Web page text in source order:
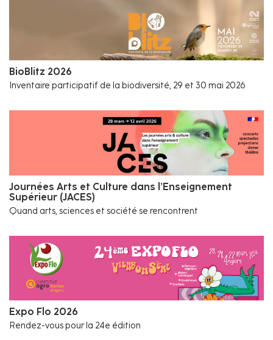
BioBlitz 2026
Inventaire participatif de la biodiversité, 29 et 30 mai 2026
Journées Arts et Culture dans l’Enseignement
Supérieur (JACES)
Quand arts, sciences et société se rencontrent
Expo Flo 2026
Rendez-vous pour la 24e édition